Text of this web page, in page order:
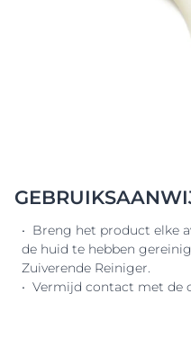
• Breng het product elke
de huid te hebben
Zuiverende Reiniger.
• Vermijd contact met de